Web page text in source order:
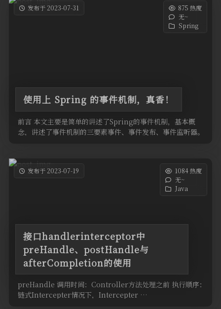
发布于 2023-07-31
875 热度
无~
Spring
使用上 Spring 的事件机制，真香！
前言 本文主要是简单的讲述了Spring的事件机制，基本概
念，讲述了事件机制的三要素事件、事件发布、事件监听器。
发布于 2023-07-19
1084 热度
无~
Java
接口handlerinterceptor中
preHandle、postHandle与
afterCompletion的使用
preHandle 调用时间：Controller方法处理之前 执行顺序：
链式Intercepter情况下，Intercepter …